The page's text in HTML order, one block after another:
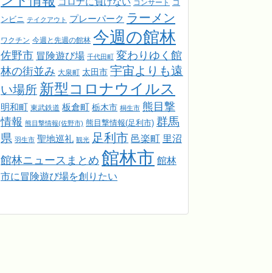
コロナに負けない コンサート
コ
ンビニ テイクアウト プレーパーク ラーメン
ワクチン 今週と先週の館林 今週の館林
佐野市 冒険遊び場 千代田町
変わりゆく館
林の街並み 大泉町 太田市 宇宙よりも遠
い場所 新型コロナウイルス
明和町 東武鉄道 板倉町 栃木市 桐生市 熊目撃
情報 熊目撃情報(佐野市) 熊目撃情報(足利市) 群馬
県 羽生市 聖地巡礼 観光 足利市 邑楽町 里沼
館林ニュースまとめ 館林市 館林
市に冒険遊び場を創りたい